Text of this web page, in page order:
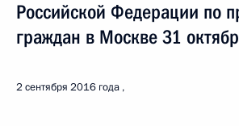
Российской Федерации по
граждан в Москве 31
2 сентября 2016 года